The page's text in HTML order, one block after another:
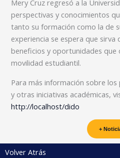
Mery Cruz regresó a la
perspectivas y conocimientos
tanto su formación como la de
experiencia se espera que
beneficios y oportunidades
movilidad estudiantil.
Para más información sobre
y otras iniciativas académicas,
http://localhost/dido
+
Volver Atrás